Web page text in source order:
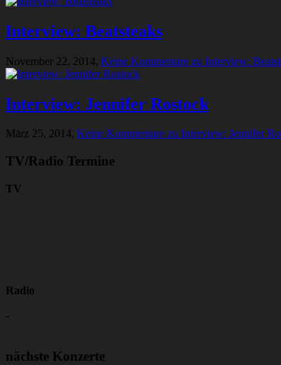
Interview: Beatsteaks
November 22, 2014, Keine Kommentare zu Interview:
Interview: Jennifer Rostock
März 25, 2014, Keine Kommentare zu Interview: Jennifer
TV/Radio Termine
TV
Radio
-
nächste Konzerte